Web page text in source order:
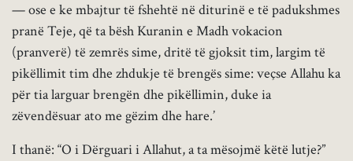
— ose e ke mbajtur të fshehtë në diturinë e të padukshmes
pranë Teje, që ta bësh Kuranin e Madh vokacion
(pranverë) të zemrës sime, dritë të gjoksit tim, largim të
pikëllimit tim dhe zhdukje të brengës sime: veçse Allahu ka
për tia larguar brengën dhe pikëllimin, duke ia
zëvendësuar ato me gëzim dhe hare.’
I thanë: “O i Dërguari i Allahut, a ta mësojmë këtë lutje?”